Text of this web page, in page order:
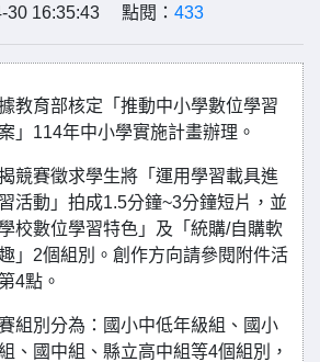
30 16:35:43 點閱： 433
教育部核定「推動中小學數位學習
」114年中小學實施計畫辦理。
競賽徵求學生將「運用學習載具進
活動」拍成1.5分鐘~3分鐘短片，並
校數位學習特色」及「統購/自購軟
」2個組別。創作方向請參閱附件活
4點。
組別分為：國小中低年級組、國小
、國中組、縣立高中組等4個組別，